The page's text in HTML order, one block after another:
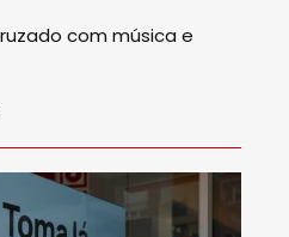
com música e